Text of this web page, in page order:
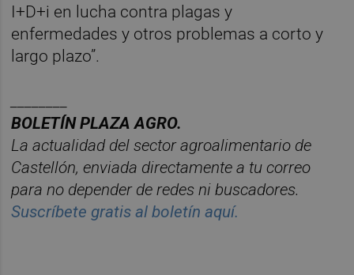
I+D+i en lucha contra plagas y
enfermedades y otros problemas a corto y
largo plazo”.
BOLETÍN PLAZA AGRO.
La actualidad del sector agroalimentario de
Castellón, enviada directamente a tu correo
para no depender de redes ni buscadores.
Suscríbete gratis al boletín aquí.